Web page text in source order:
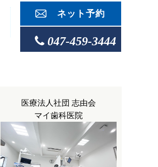
ネット予約
047-459-3444
医療法人社団 志由会
マイ歯科医院